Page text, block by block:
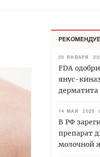
20 ЯНВАРЯ
FDA
янус-
дерматита
14 МАЯ 2020
В РФ
препарат
молочной